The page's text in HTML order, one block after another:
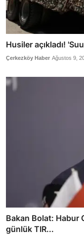
Husiler açıkladı!
Çerkezköy Haber Ağustos 9,
Bakan Bolat: Habur
günlük TIR...